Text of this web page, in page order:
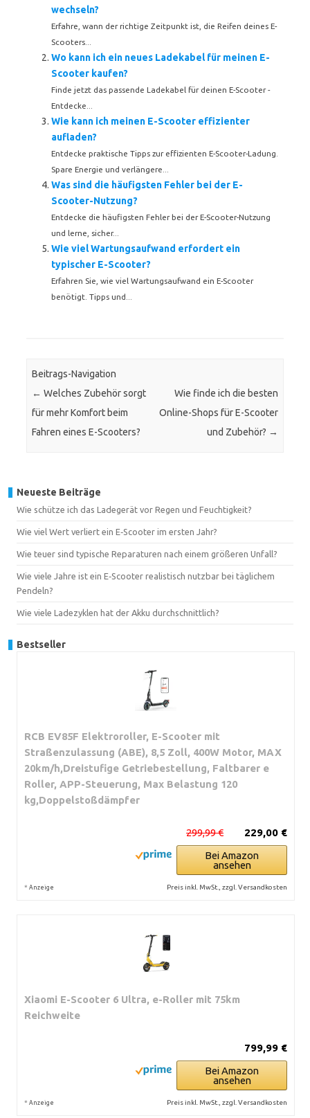
wechseln?
Erfahre, wann der richtige Zeitpunkt ist, die Reifen deines E-
Scooters...
Wo kann ich ein neues Ladekabel für meinen E-
Scooter kaufen?
Finde jetzt das passende Ladekabel für deinen E-Scooter -
Entdecke...
Wie kann ich meinen E-Scooter effizienter
aufladen?
Entdecke praktische Tipps zur effizienten E-Scooter-Ladung.
Spare Energie und verlängere...
Was sind die häufigsten Fehler bei der E-
Scooter-Nutzung?
Entdecke die häufigsten Fehler bei der E-Scooter-Nutzung
und lerne, sicher...
Wie viel Wartungsaufwand erfordert ein
typischer E-Scooter?
Erfahren Sie, wie viel Wartungsaufwand ein E-Scooter
benötigt. Tipps und...
Beitrags-Navigation
← Welches Zubehör sorgt
für mehr Komfort beim
Fahren eines E-Scooters?
Wie finde ich die besten
Online-Shops für E-Scooter
und Zubehör? →
Neueste Beiträge
Wie schütze ich das Ladegerät vor Regen und Feuchtigkeit?
Wie viel Wert verliert ein E‑Scooter im ersten Jahr?
Wie teuer sind typische Reparaturen nach einem größeren Unfall?
Wie viele Jahre ist ein E‑Scooter realistisch nutzbar bei täglichem
Pendeln?
Wie viele Ladezyklen hat der Akku durchschnittlich?
Bestseller
RCB EV85F Elektroroller, E-Scooter mit
Straßenzulassung (ABE), 8,5 Zoll, 400W Motor, MAX
20km/h,Dreistufige Getriebestellung, Faltbarer e
Roller, APP-Steuerung, Max Belastung 120
kg,Doppelstoßdämpfer
229,00 €
299,99 €
Bei Amazon
ansehen
* Anzeige Preis inkl. MwSt., zzgl. Versandkosten
Xiaomi E-Scooter 6 Ultra, e-Roller mit 75km
Reichweite
799,99 €
Bei Amazon
ansehen
* Anzeige Preis inkl. MwSt., zzgl. Versandkosten